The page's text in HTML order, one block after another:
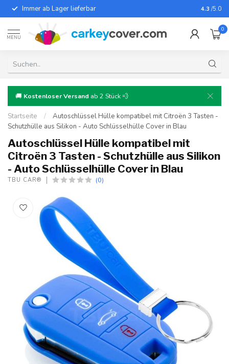
Immer ab Lager lieferbar Für fast
4.3 /5.0
MENU
0
🚚 Kostenloser Versand ab 2 Stück 💨
Startseite /
Autoschlüssel Hülle kompatibel mit Citroën 3 Tasten -
Schutzhülle aus Silikon - Auto Schlüsselhülle Cover in Blau
Autoschlüssel Hülle kompatibel mit
Citroën 3 Tasten - Schutzhülle aus Silikon
- Auto Schlüsselhülle Cover in Blau
TBU CAR® (0)